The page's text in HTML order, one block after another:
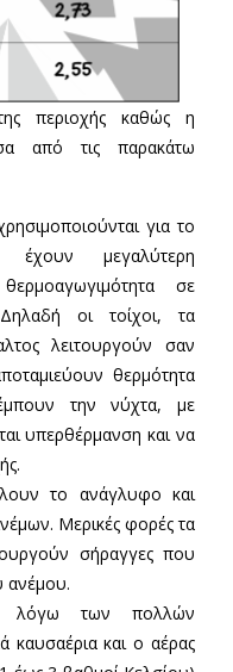
περιοχής καθώς η
από τις παρακάτω
για το
μεγαλύτερη
σε
οι τοίχοι, τα
λειτουργούν σαν
θερμότητα
την νύχτα, με
υπερθέρμανση και να
το ανάγλυφο και
Μερικές φορές τα
σήραγγες που
ανέμου.
λόγω των πολλών
καυσαέρια και ο αέρας